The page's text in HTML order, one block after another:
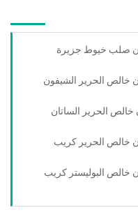
صلب خيوط جزيرة
خالص الحرير الشيفون
الحرير الساتان
خالص الحرير كريب
خالص البوليستر كريب